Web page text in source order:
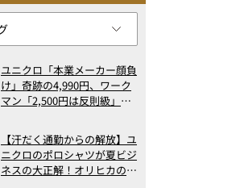
ユニクロ「本業メーカー顔負
け」奇跡の4,990円、ワーク
マン「2,500円は反則級」凄
ト3】（2026年6月版）
【汗だく通勤からの解放】ユ
ニクロのポロシャツが夏ビジ
ネスの大正解！オリヒカの透